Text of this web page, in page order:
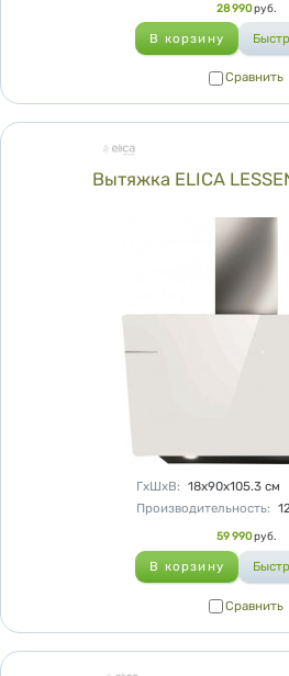
28 990 руб.
Сравнить
Вытяжка ELICA
Характеристики
ГхШхВ: 18х90х105.3 см
Производительность:
59 990 руб.
Сравнить